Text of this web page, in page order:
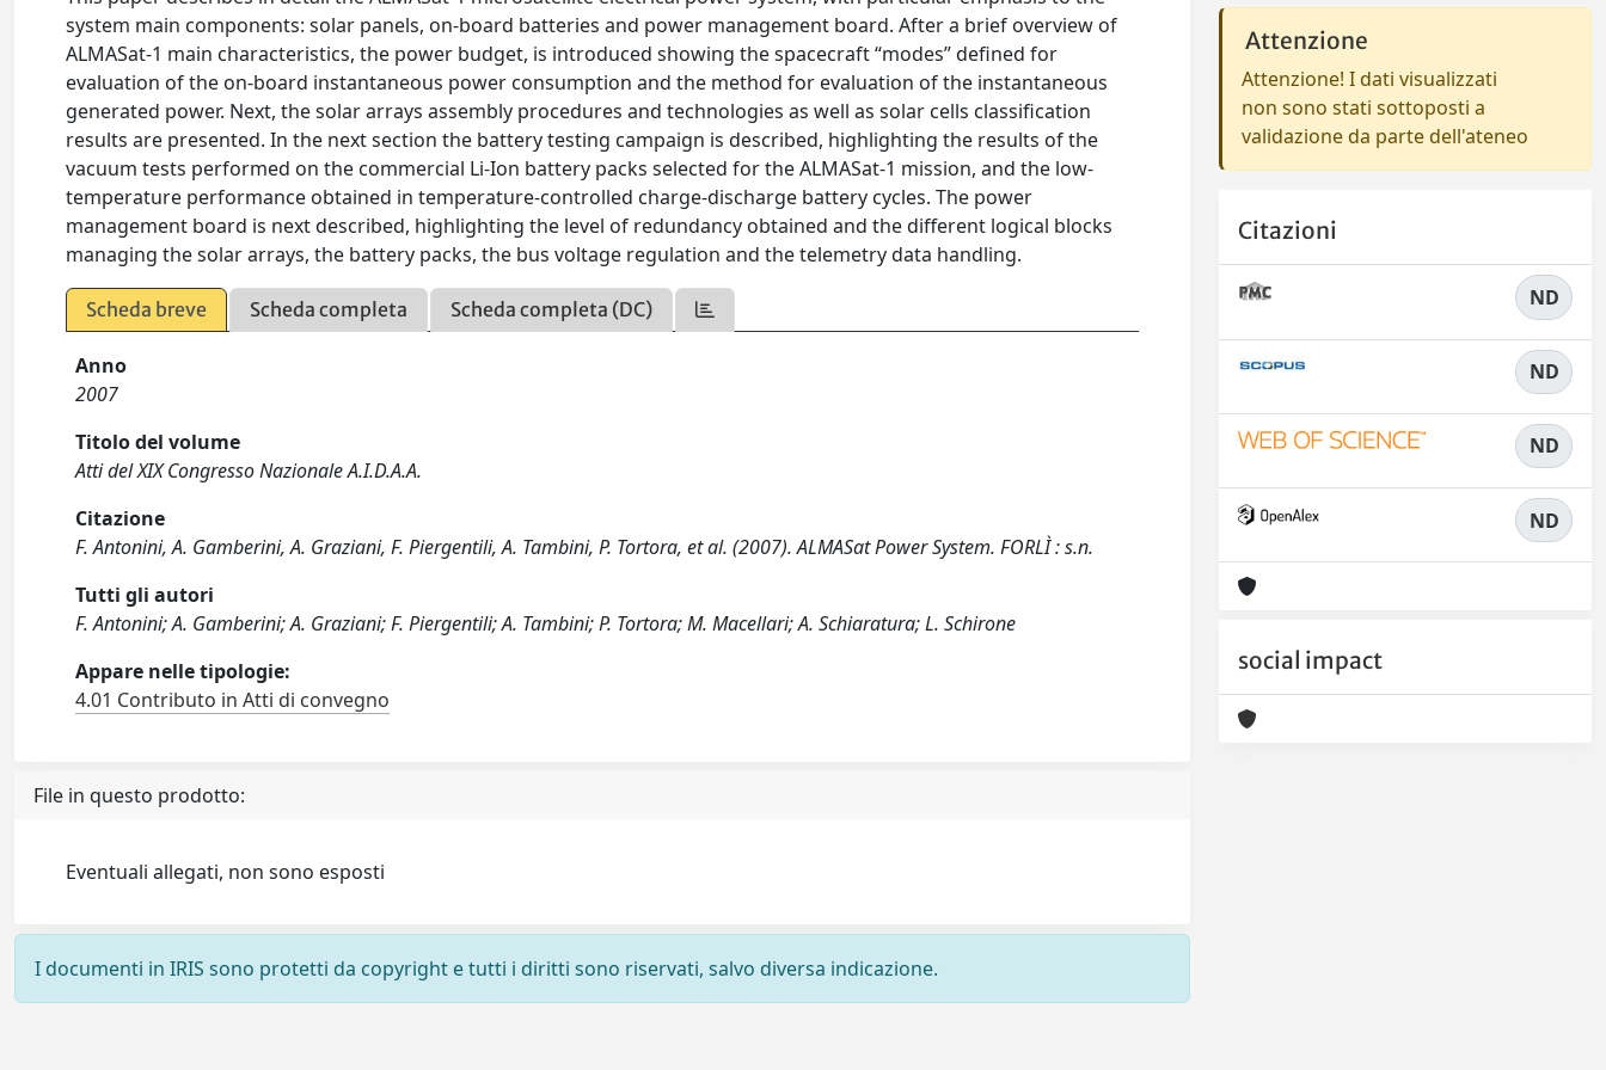
system main components: solar panels, on-board batteries and power management board. After a brief overview of
ALMASat-1 main characteristics, the power budget, is introduced showing the spacecraft “modes” defined for
evaluation of the on-board instantaneous power consumption and the method for evaluation of the instantaneous
generated power. Next, the solar arrays assembly procedures and technologies as well as solar cells classification
results are presented. In the next section the battery testing campaign is described, highlighting the results of the
vacuum tests performed on the commercial Li-Ion battery packs selected for the ALMASat-1 mission, and the low-
temperature performance obtained in temperature-controlled charge-discharge battery cycles. The power
management board is next described, highlighting the level of redundancy obtained and the different logical blocks
managing the solar arrays, the battery packs, the bus voltage regulation and the telemetry data handling.
Scheda breve Scheda completa Scheda completa (DC)
Anno
2007
Titolo del volume
Atti del XIX Congresso Nazionale A.I.D.A.A.
Citazione
F. Antonini, A. Gamberini, A. Graziani, F. Piergentili, A. Tambini, P. Tortora, et al. (2007). ALMASat Power System. FORLÌ : s.n.
Tutti gli autori
F. Antonini; A. Gamberini; A. Graziani; F. Piergentili; A. Tambini; P. Tortora; M. Macellari; A. Schiaratura; L. Schirone
Appare nelle tipologie:
4.01 Contributo in Atti di convegno
File in questo prodotto:
Eventuali allegati, non sono esposti
I documenti in IRIS sono protetti da copyright e tutti i diritti sono riservati, salvo diversa indicazione.
Attenzione
Attenzione! I dati visualizzati
non sono stati sottoposti a
validazione da parte dell'ateneo
Citazioni
ND
ND
ND
ND
social impact